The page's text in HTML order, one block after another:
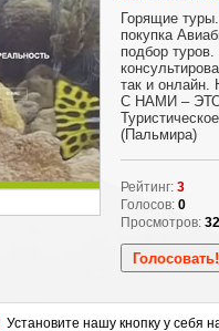
Горящие
покупка
подбор
так и
С НАМИ –
(Пальмира)
Рейтинг: 3
Голосов: 0
Просмотров:
Установите нашу кнопку у себя